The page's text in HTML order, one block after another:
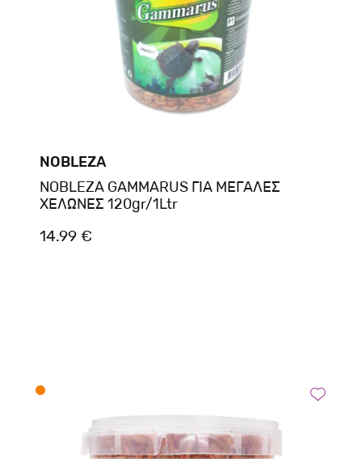
NOBLEZA
NOBLEZA GAMMARUS ΓΙΑ ΜΕΓΑΛΕΣ
ΧΕΛΩΝΕΣ 120gr/1Ltr
14.99 €